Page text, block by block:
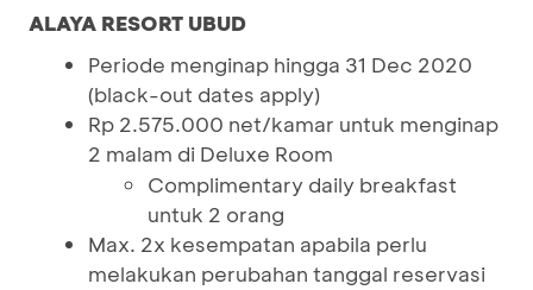
ALAYA RESORT UBUD
Periode menginap hingga 31 Dec 2020
(black-out dates apply)
Rp 2.575.000 net/kamar untuk menginap
2 malam di Deluxe Room
Complimentary daily breakfast
untuk 2 orang
Max. 2x kesempatan apabila perlu
melakukan perubahan tanggal reservasi